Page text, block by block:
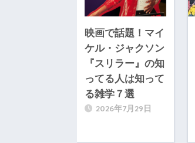
映画で話題！マイ
ケル・ジャクソン
『スリラー』の知
ってる人は知って
る雑学７選
2026年7月29日